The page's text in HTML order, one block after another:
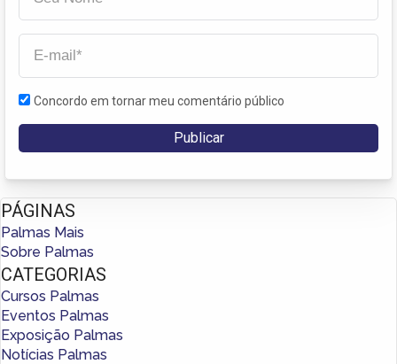
Concordo em tornar meu comentário público
PÁGINAS
Palmas Mais
Sobre Palmas
CATEGORIAS
Cursos Palmas
Eventos Palmas
Exposição Palmas
Notícias Palmas